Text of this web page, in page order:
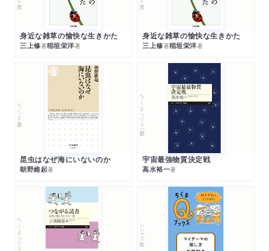
身近な雑草の愉快な生きかた
三上修著稲垣栄洋著
身近な雑草の愉快な生きかた
三上修著稲垣栄洋著
ちくま新書
昆虫はなぜ海にいないのか
朝野維起著
ちくまプリマー新書
宇宙最強物質決定戦
高水裕一著
ちくまプリマー新書 シリーズ・全集